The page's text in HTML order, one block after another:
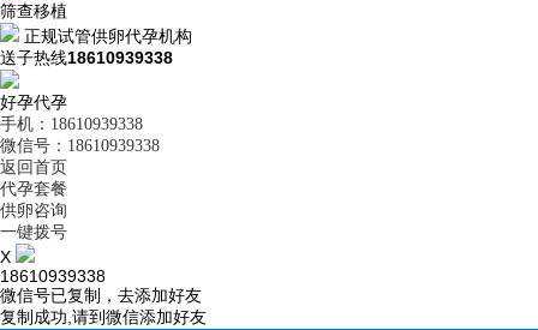
筛查移植
正规试管供卵代孕机构
送子热线18610939338
好孕代孕
手机：18610939338
微信号：18610939338
返回首页
代孕套餐
供卵咨询
一键拨号
X
18610939338
微信号已复制，去添加好友
复制成功,请到微信添加好友